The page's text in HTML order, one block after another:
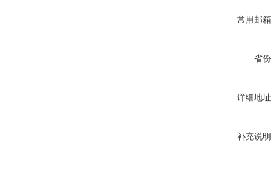
常用邮箱
省份
详细地址
补充说明